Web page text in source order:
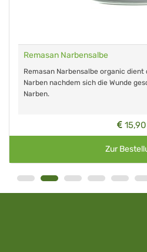
Remasan Narbensalbe
Remasan Narbensalbe organic
Narben nachdem sich die Wunde
Narben.
15,90
Zur